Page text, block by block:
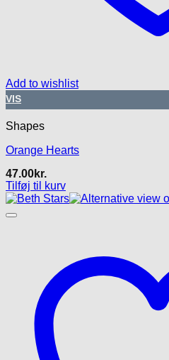
Add to wishlist
VIS
Shapes
Orange Hearts
47.00kr.
Tilføj til kurv